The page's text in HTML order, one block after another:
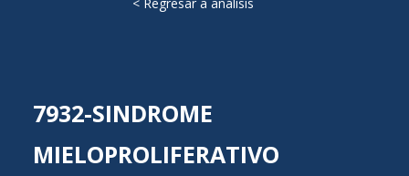
7932-SINDROME
MIELOPROLIFERATIVO